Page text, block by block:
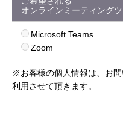
オンラインミーティング
Microsoft Teams
Zoom
※お客様の個人情報は、お
利用させて頂きます。